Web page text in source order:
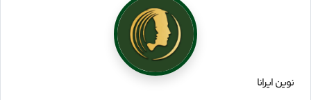
نوین ایرانا